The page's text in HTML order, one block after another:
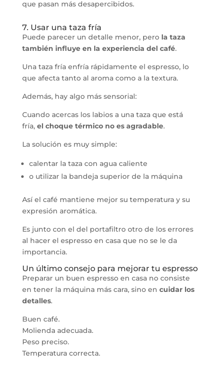
que pasan más desapercibidos.
7. Usar una taza fría
Puede parecer un detalle menor, pero la taza
también influye en la experiencia del café.
Una taza fría enfría rápidamente el espresso, lo
que afecta tanto al aroma como a la textura.
Además, hay algo más sensorial:
Cuando acercas los labios a una taza que está
fría, el choque térmico no es agradable.
La solución es muy simple:
calentar la taza con agua caliente
o utilizar la bandeja superior de la máquina
Así el café mantiene mejor su temperatura y su
expresión aromática.
Es junto con el del portafiltro otro de los errores
al hacer el espresso en casa que no se le da
importancia.
Un último consejo para mejorar tu espresso
Preparar un buen espresso en casa no consiste
en tener la máquina más cara, sino en cuidar los
detalles.
Buen café.
Molienda adecuada.
Peso preciso.
Temperatura correcta.